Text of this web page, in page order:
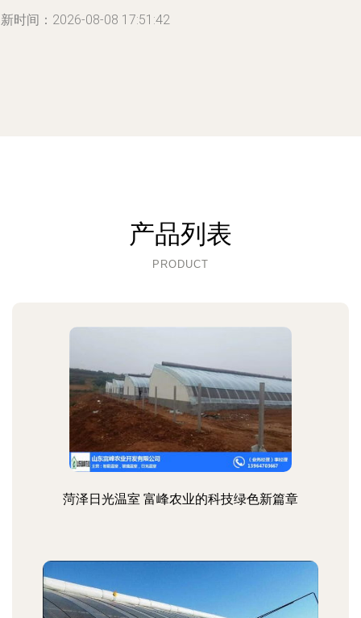
时间：2026-08-08 17:51:42
产品列表
PRODUCT
菏泽日光温室 富峰农业的科技绿色新篇章